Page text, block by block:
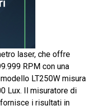
laser, che offre
RPM con una
LT250W misura
Lux. Il misuratore di
i risultati in